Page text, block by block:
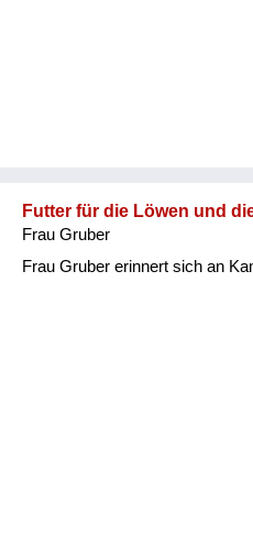
Futter für die Löwen und
Frau Gruber
Frau Gruber erinnert sich an